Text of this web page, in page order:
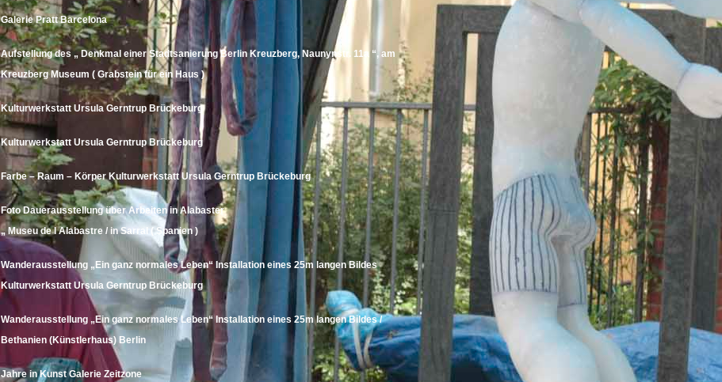
GaleriePrattBarcelona
Aufstellung des „ Denkmal einer Stadtsanierung Berlin Kreuzberg, Naunynstr. 11a “, am
Kreuzberg Museum ( Grabstein für ein Haus )
Kulturwerkstatt Ursula Gerntrup Brückeburg
Kulturwerkstatt Ursula GerntrupBrückeburg
Farbe – Raum – Körper KulturwerkstattUrsula Gerntrup Brückeburg
Foto Dauerausstellung über Arbeiten in Alabaster
„ Museu de l Alabastre / in Sarral ( Spanien )
Wanderausstellung „Ein ganz normales Leben“ Installation eines 25m langen Bildes
Kulturwerkstatt Ursula Gerntrup Brückeburg
Wanderausstellung „Ein ganz normales Leben“ Installation eines 25m langen Bildes /
Bethanien (Künstlerhaus) Berlin
Jahre in Kunst Galerie Zeitzone